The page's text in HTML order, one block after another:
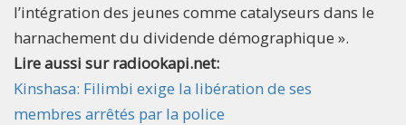
l’intégration des jeunes comme catalyseurs dans le
harnachement du dividende démographique ».​
Lire aussi sur radiookapi.net:
Kinshasa: Filimbi exige la libération de ses
membres arrêtés par la police